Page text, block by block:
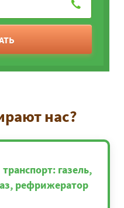
нас?
газель,
рефрижератор